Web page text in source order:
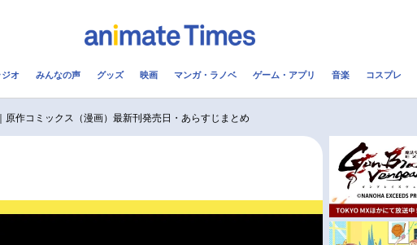
配信・Vtuber
今期アニメ曜日別一覧
ジオ みんなの声 グッズ 映画 マンガ・ラノベ ゲーム・アプリ 音楽 コスプレ
原作コミックス（漫画）最新刊発売日・あらすじまとめ